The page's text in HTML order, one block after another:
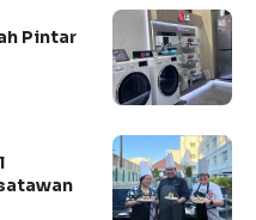
Pintar